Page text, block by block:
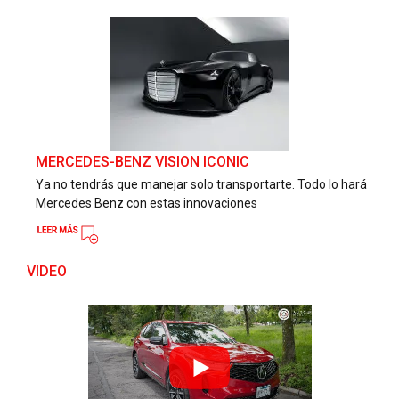
MERCEDES-BENZ VISION ICONIC
Ya no tendrás que manejar solo transportarte. Todo lo hará
Mercedes Benz con estas innovaciones
VIDEO